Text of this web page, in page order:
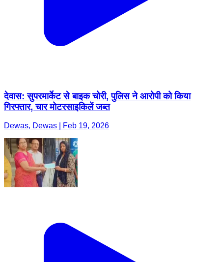
देवास: सुपरमार्केट से बाइक चोरी, पुलिस ने आरोपी को किया
गिरफ्तार, चार मोटरसाइकिलें जब्त
Dewas, Dewas | Feb 19, 2026